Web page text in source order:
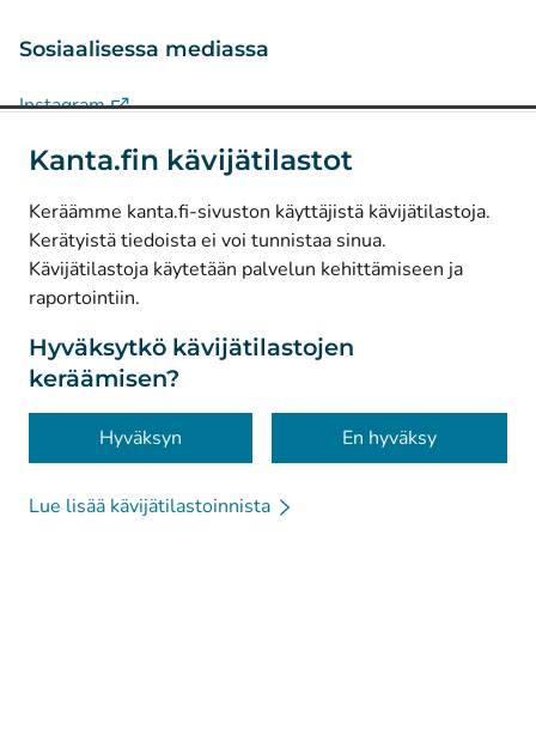
Kanta.fin kävijätilastot
Keräämme kanta.fi-sivuston käyttäjistä kävijätilastoja.
Kerätyistä tiedoista ei voi tunnistaa sinua.
Kävijätilastoja käytetään palvelun kehittämiseen ja
raportointiin.
Hyväksytkö kävijätilastojen
keräämisen?
Hyväksyn En hyväksy
Lue lisää kävijätilastoinnista
Sosiaalisessa mediassa
Instagram(Avautuu uuteen välilehteen)
Facebook(Avautuu uuteen välilehteen)
© Kanta-Palvelut, Kansaneläkelaitos
Tietosuoja
Tietoa sivustosta
Saavutettavuus
Evästeet